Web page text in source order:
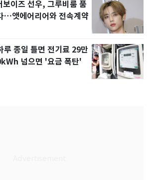
보이즈 선우, 그루비룸 품
…앳에어리어와 전속계약
루 종일 틀면 전기료 29만
넘으면 '요금 폭탄'